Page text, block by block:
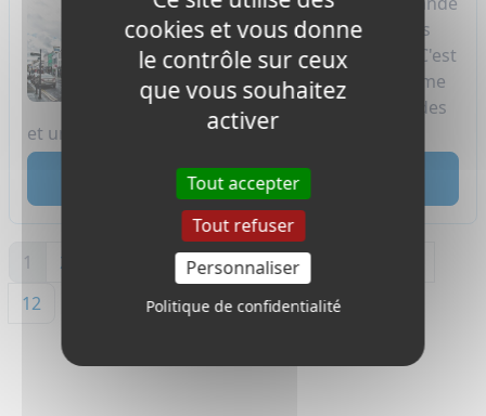
est plus que d'assister à des
cours dans un autre pays. C'est
découvrir un nouveau rythme
de vie, de nouvelles habitudes
et une nouvelle façon de penser. C'est alle...
lire
1 2 5 6 7 8
12
cookies et vous donne
le contrôle sur ceux
que vous souhaitez
activer
Tout accepter
Tout refuser
Personnaliser
Politique de confidentialité